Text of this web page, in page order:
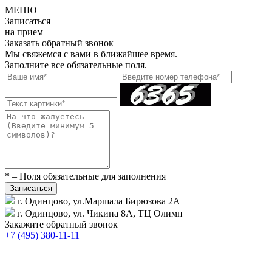
МЕНЮ
Записаться
на прием
Заказать обратный звонок
Мы свяжемся с вами в ближайшее время.
Заполните все обязательные поля.
* – Поля обязательные для заполнения
г. Одинцово, ул.Маршала Бирюзова 2А
г. Одинцово, ул. Чикина 8А, ТЦ Олимп
Закажите обратный звонок
+7 (495) 380-11-11